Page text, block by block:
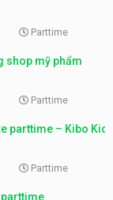
Parttime
shop mỹ phẩm
Parttime
parttime – Kibo Kid
Parttime
parttime